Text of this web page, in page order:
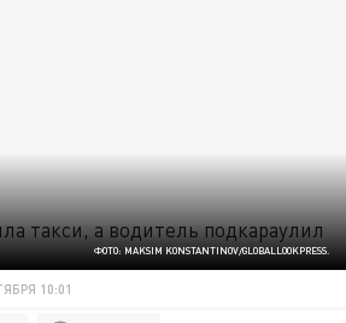
ФОТО: MAKSIM KONSTANTINOV/GLOBALLOOKPRESS.
10:01